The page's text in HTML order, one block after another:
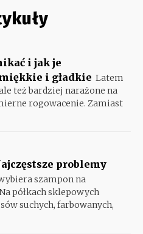
i jak je
i gładkie Latem
też bardziej narażone na
rogowacenie. Zamiast
problemy
szampon na
półkach sklepowych
suchych, farbowanych,